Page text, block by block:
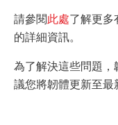
請參閱此處了解更多
的詳細資訊。
為了解決這些問題，
議您將韌體更新至最